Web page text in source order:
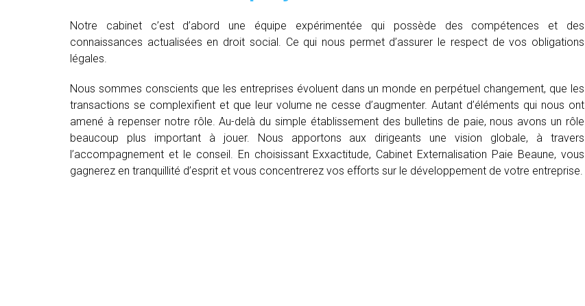
Notre cabinet c’est d’abord une équipe expérimentée qui possède des compétences et des
connaissances actualisées en droit social. Ce qui nous permet d’assurer le respect de vos obligations
légales.
Nous sommes conscients que les entreprises évoluent dans un monde en perpétuel changement, que les
transactions se complexifient et que leur volume ne cesse d’augmenter. Autant d’éléments qui nous ont
amené à repenser notre rôle. Au-delà du simple établissement des bulletins de paie, nous avons un rôle
beaucoup plus important à jouer. Nous apportons aux dirigeants une vision globale, à travers
l’accompagnement et le conseil. En choisissant Exxactitude, Cabinet Externalisation Paie Beaune, vous
gagnerez en tranquillité d’esprit et vous concentrerez vos efforts sur le développement de votre entreprise.